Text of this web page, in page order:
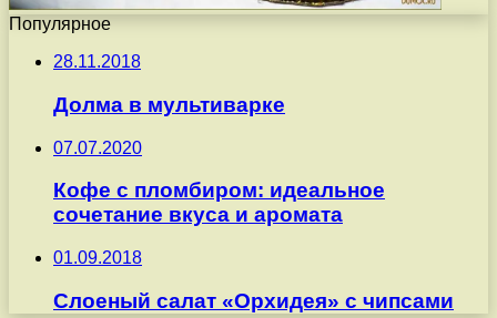
Популярное
28.11.2018
Долма в мультиварке
07.07.2020
Кофе с пломбиром: идеальное
сочетание вкуса и аромата
01.09.2018
Слоеный салат «Орхидея» с чипсами